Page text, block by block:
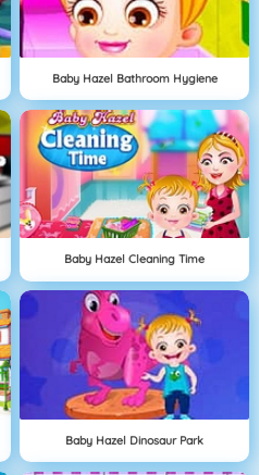
Baby Hazel Bathroom Hygiene
Baby Hazel Cleaning Time
Baby Hazel Dinosaur Park